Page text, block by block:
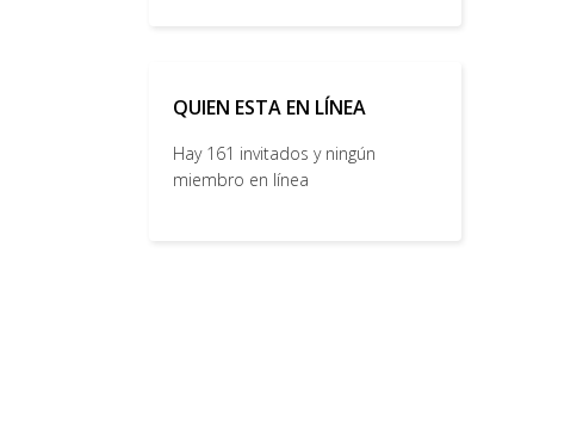
QUIEN ESTA EN LÍNEA
Hay 161 invitados y ningún
miembro en línea